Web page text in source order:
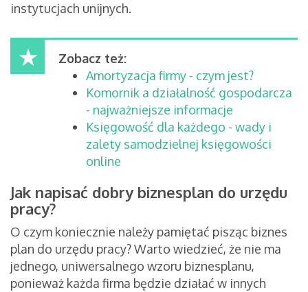
instytucjach unijnych.
Zobacz też:
Amortyzacja firmy - czym jest?
Komornik a działalność gospodarcza
- najważniejsze informacje
Księgowość dla każdego - wady i
zalety samodzielnej księgowości
online
Jak napisać dobry biznesplan do urzędu
pracy?
O czym koniecznie należy pamiętać pisząc biznes
plan do urzędu pracy? Warto wiedzieć, że nie ma
jednego, uniwersalnego wzoru biznesplanu,
ponieważ każda firma będzie działać w innych